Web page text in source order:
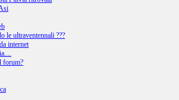
le ultraventennali ???
internet
forum?